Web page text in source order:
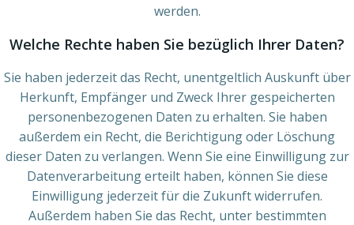
werden.
Welche Rechte haben Sie bezüglich Ihrer Daten?
Sie haben jederzeit das Recht, unentgeltlich Auskunft über
Herkunft, Empfänger und Zweck Ihrer gespeicherten
personenbezogenen Daten zu erhalten. Sie haben
außerdem ein Recht, die Berichtigung oder Löschung
dieser Daten zu verlangen. Wenn Sie eine Einwilligung zur
Datenverarbeitung erteilt haben, können Sie diese
Einwilligung jederzeit für die Zukunft widerrufen.
Außerdem haben Sie das Recht, unter bestimmten